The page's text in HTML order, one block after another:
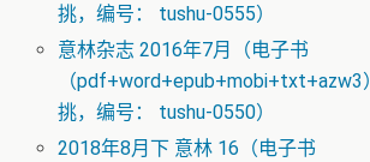
挑，编号： tushu-0555）
意林杂志 2016年7月（电子书
（pdf+word+epub+mobi+txt+azw3
挑，编号： tushu-0550）
2018年8月下 意林 16（电子书